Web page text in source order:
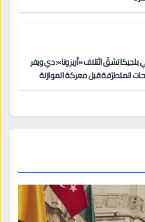
ضريبة الثروة في بلجيكا تشقّ ائتلاف «أريزونا»: دي ويفر
المتطرّفة قبل معركة الموازنة